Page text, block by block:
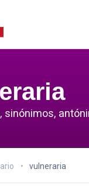
sinónimos,
vulneraria